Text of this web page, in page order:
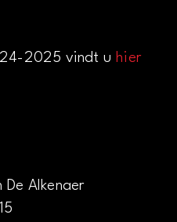
2025 vindt uhier
Alkenaer